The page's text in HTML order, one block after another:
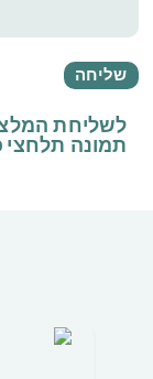
לשליחת
תמונה תלחצי